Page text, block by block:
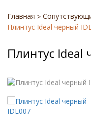
Главная >
Плинтус Ideal черный
Плинтус Ideal